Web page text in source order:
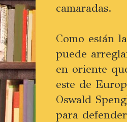
camaradas.
Como están
puede
en oriente
este de
Oswald
para